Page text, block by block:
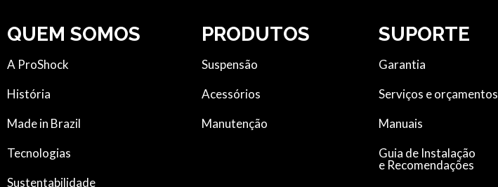
QUEM SOMOS
A ProShock
História
Made in Brazil
Tecnologias
Sustentabilidade
PRODUTOS
Suspensão
Acessórios
Manutenção
SUPORTE
Garantia
Serviços e orçamentos
Manuais
Guia de Instalação
e Recomendações